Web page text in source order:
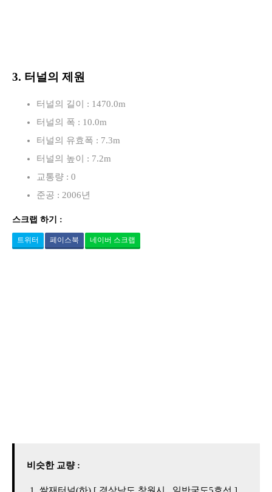
3. 터널의 제원
터널의 길이 : 1470.0m
터널의 폭 : 10.0m
터널의 유효폭 : 7.3m
터널의 높이 : 7.2m
교통량 : 0
준공 : 2006년
스크랩 하기 :
트위터 페이스북 네이버 스크랩
비슷한 교량 :